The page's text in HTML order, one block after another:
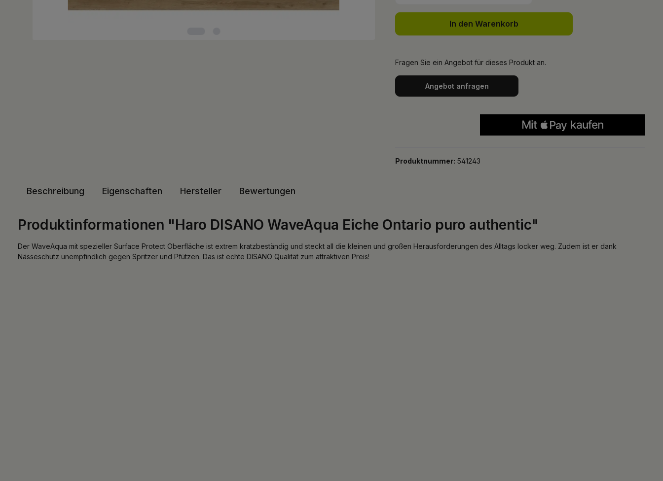
In den Warenkorb
Fragen Sie ein Angebot für dieses Produkt an.
Angebot anfragen
Produktnummer: 541243
Beschreibung Eigenschaften Hersteller Bewertungen
Produktinformationen "Haro DISANO WaveAqua Eiche Ontario puro authentic"
Der WaveAqua mit spezieller Surface Protect Oberfläche ist extrem kratzbeständig und steckt all die kleinen und großen Herausforderungen des Alltags locker weg. Zudem ist er dank
Nässeschutz unempfindlich gegen Spritzer und Pfützen. Das ist echte DISANO Qualität zum attraktiven Preis!